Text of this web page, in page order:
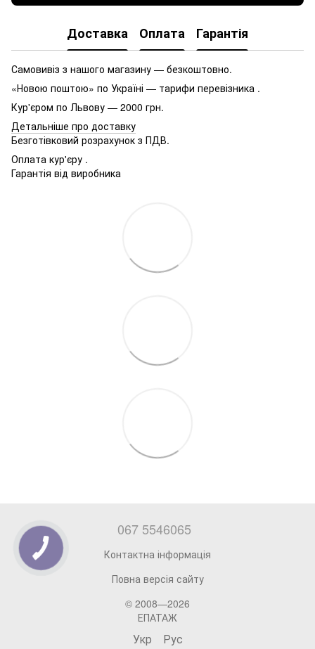
Доставка Оплата Гарантія
Самовивіз з нашого магазину — безкоштовно.
«Новою поштою» по Україні — тарифи перевізника .
Кур'єром по Львову — 2000 грн.
Детальніше про доставку
Безготівковий розрахунок з ПДВ.
Оплата кур'єру .
Гарантія від виробника
067 5546065
Контактна інформація
Повна версія сайту
© 2008—2026
ЕПАТАЖ
Укр Рус